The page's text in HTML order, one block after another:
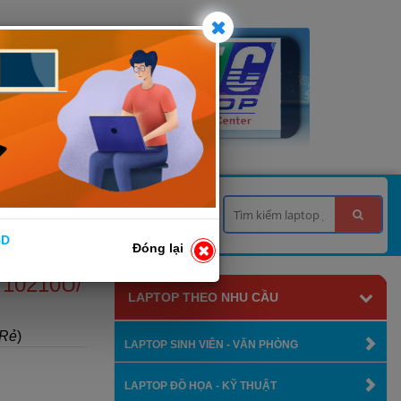
TƯ VẤN
)
LAPTOP THEO NHU CẦU
LAPTOP SINH VIÊN - VĂN PHÒNG
LAPTOP ĐỒ HỌA - KỸ THUẬT
Đóng lại